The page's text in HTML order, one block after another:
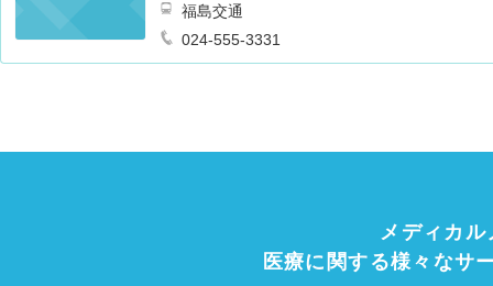
福島交通
024-555-3331
メディカ
医療に関する様々なサ